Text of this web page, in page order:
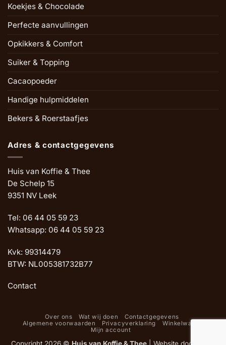
Koekjes & Chocolade
Perfecte aanvullingen
Opkikkers & Comfort
Suiker & Topping
Cacaopoeder
Handige hulpmiddelen
Bekers & Roerstaafjes
Adres & contactgegevens
Huis van Koffie & Thee
De Schelp 15
9351 NV Leek
Tel: 06 44 05 59 23
Whatsapp: 06 44 05 59 23
Kvk: 99314479
BTW: NL005381732B77
Contact
Over ons Wat wij doen
Contactgegevens
Algemene voorwaarden
Privacyverklaring
Winkelwagen
Mijn account